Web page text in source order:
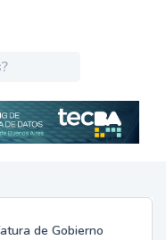
de Gobierno